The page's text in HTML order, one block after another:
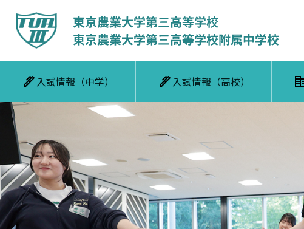
入試情報（中学） 入試情報（高校）